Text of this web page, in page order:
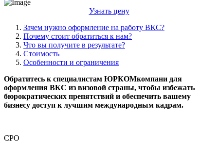
Узнать цену
Зачем нужно оформление на работу ВКС?
Почему стоит обратиться к нам?
Что вы получите в результате?
Стоимость
Особенности и ограничения
Обратитесь к специалистам ЮРКОМкомпани для
оформления ВКС из визовой страны, чтобы избежать
бюрократических препятствий и обеспечить вашему
бизнесу доступ к лучшим международным кадрам.
СРО